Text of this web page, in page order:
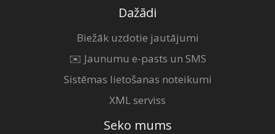
Dažādi
Biežāk uzdotie jautājumi
✉️ Jaunumu e-pasts un SMS
Sistēmas lietošanas noteikumi
XML serviss
Seko mums